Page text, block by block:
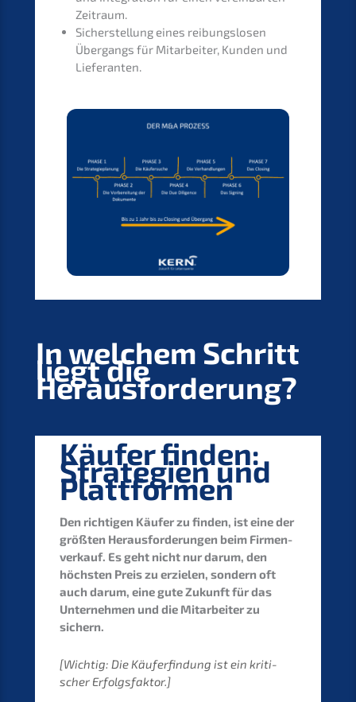
Zeitraum.
Sicher­stel­lung eines reibungs­lo­sen
Übergangs für Mitar­bei­ter, Kunden und
Lieferanten.
In welchem Schritt
liegt die
Herausforderung?
Käufer finden:
Strate­gien und
Plattformen
Den richti­gen Käufer zu finden, ist eine der
größten Heraus­for­de­run­gen beim Firmen­
ver­kauf. Es geht nicht nur darum, den
höchs­ten Preis zu erzie­len, sondern oft
auch darum, eine gute Zukunft für das
Unter­neh­men und die Mitar­bei­ter zu
sichern.
[Wichtig: Die Käufer­fin­dung ist ein kriti­
scher Erfolgsfaktor.]